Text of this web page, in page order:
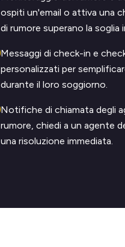
ospiti un'email o attiva una
di rumore superano la soglia
Messaggi di check-in e
personalizzati per
durante il loro soggiorno.
Notifiche di chiamata degli
rumore, chiedi a un agente
una risoluzione immediata.